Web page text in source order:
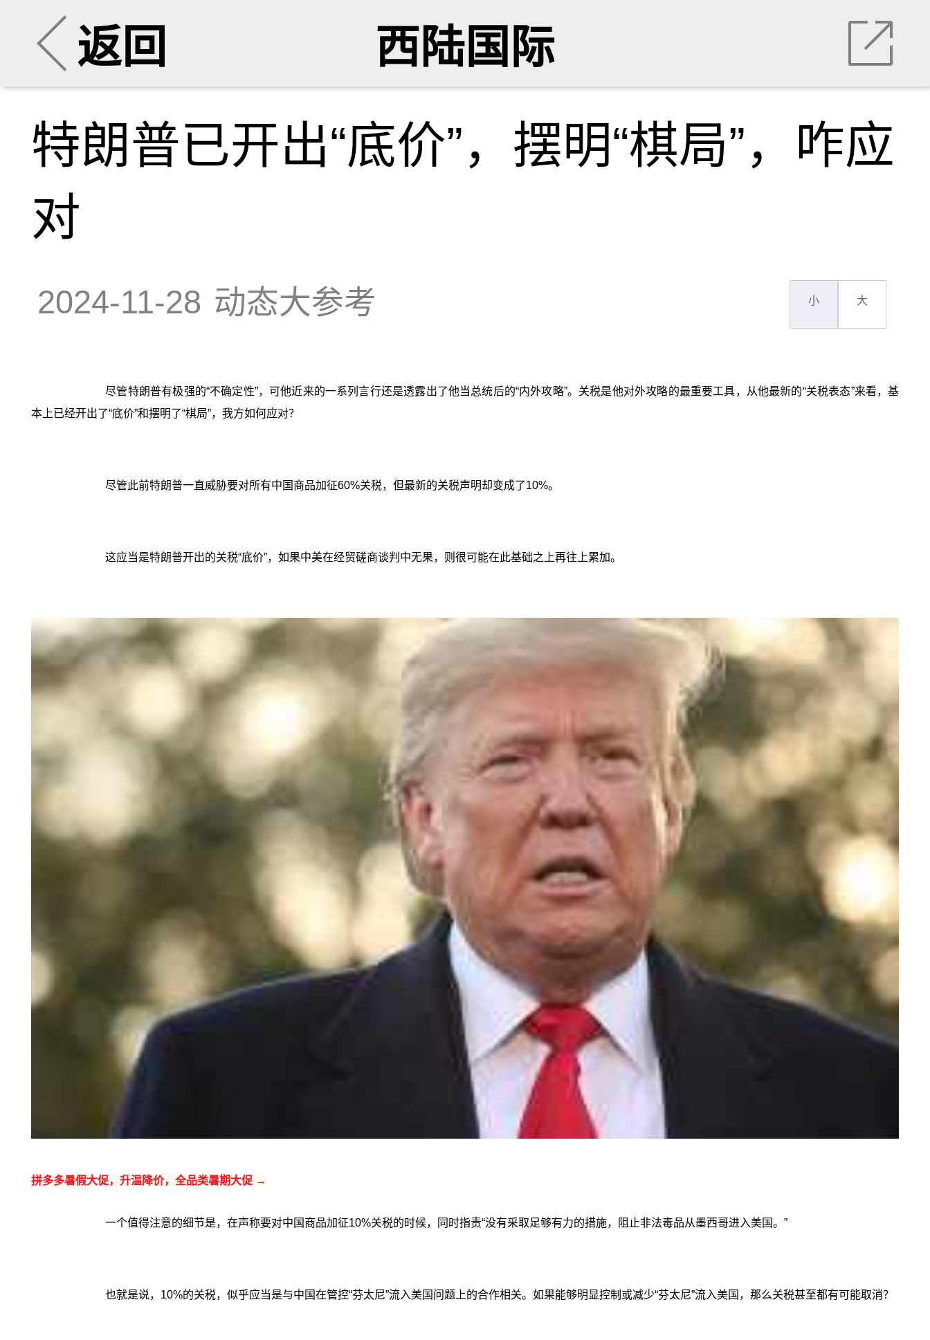
返回 西陆国际
特朗普已开出“底价”，摆明“棋局”，咋应
对
2024-11-28 动态大参考 小 大
尽管特朗普有极强的“不确定性”，可他近来的一系列言行还是透露出了他当总统后的“内外攻略”。关税是他对外攻略的最重要工具，从他最新的“关税表态”来看，基
本上已经开出了“底价”和摆明了“棋局”，我方如何应对？
尽管此前特朗普一直威胁要对所有中国商品加征60%关税，但最新的关税声明却变成了10%。
这应当是特朗普开出的关税“底价”，如果中美在经贸磋商谈判中无果，则很可能在此基础之上再往上累加。
拼多多暑假大促，升温降价，全品类暑期大促 →
一个值得注意的细节是，在声称要对中国商品加征10%关税的时候，同时指责“没有采取足够有力的措施，阻止非法毒品从墨西哥进入美国。”
也就是说，10%的关税，似乎应当是与中国在管控“芬太尼”流入美国问题上的合作相关。如果能够明显控制或减少“芬太尼”流入美国，那么关税甚至都有可能取消？